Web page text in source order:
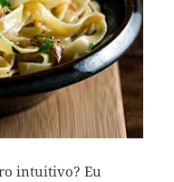
intuitivo? Eu